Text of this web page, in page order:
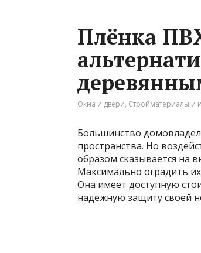
Плёнка
Окна и двери, Стройматериалы и
Большинство
пространства. Но
образом сказывается на
Максимально оградить
Она имеет доступную
надёжную защиту своей